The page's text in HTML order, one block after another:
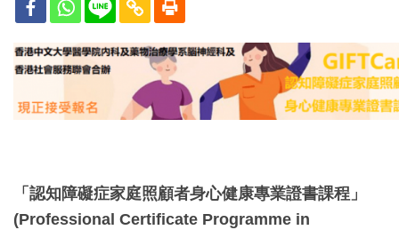
「認知障礙症家庭照顧者身心健康專業證書課程」
(Professional Certificate Programme in